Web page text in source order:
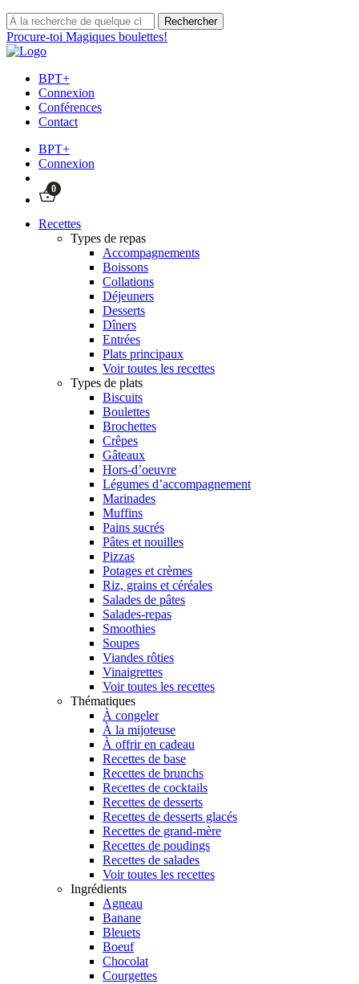
Procure-toi Magiques boulettes!
BPT+
Connexion
Conférences
Contact
BPT+
Connexion
0
Recettes
Types de repas
Accompagnements
Boissons
Collations
Déjeuners
Desserts
Dîners
Entrées
Plats principaux
Voir toutes les recettes
Types de plats
Biscuits
Boulettes
Brochettes
Crêpes
Gâteaux
Hors-d’oeuvre
Légumes d’accompagnement
Marinades
Muffins
Pains sucrés
Pâtes et nouilles
Pizzas
Potages et crèmes
Riz, grains et céréales
Salades de pâtes
Salades-repas
Smoothies
Soupes
Viandes rôties
Vinaigrettes
Voir toutes les recettes
Thématiques
À congeler
À la mijoteuse
À offrir en cadeau
Recettes de base
Recettes de brunchs
Recettes de cocktails
Recettes de desserts
Recettes de desserts glacés
Recettes de grand-mère
Recettes de poudings
Recettes de salades
Voir toutes les recettes
Ingrédients
Agneau
Banane
Bleuets
Boeuf
Chocolat
Courgettes